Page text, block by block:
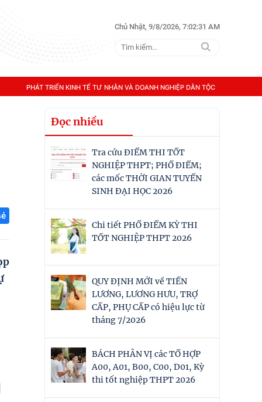
Chủ Nhật, 9/8/2026, 7:02:32 AM
PHÁT TRIỂN KINH TẾ TƯ NHÂN VÀ DOANH NGHIỆP DÂN TỘC
Đọc nhiều
Tra cứu ĐIỂM THI TỐT
NGHIỆP THPT; PHỔ ĐIỂM;
các mốc THỜI GIAN TUYỂN
SINH ĐẠI HỌC 2026
Chi tiết PHỔ ĐIỂM KỲ THI
TỐT NGHIỆP THPT 2026
QUY ĐỊNH MỚI về TIỀN
LƯƠNG, LƯƠNG HƯU, TRỢ
CẤP, PHỤ CẤP có hiệu lực từ
tháng 7/2026
BÁCH PHÂN VỊ các TỔ HỢP
A00, A01, B00, C00, D01, Kỳ
thi tốt nghiệp THPT 2026